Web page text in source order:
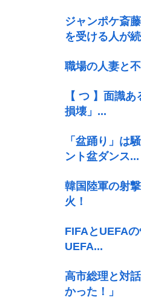
ジャンポケ斎
を受ける人が
職場の人妻と
【 つ 】面識
損壊」...
「盆踊り」は
ント盆ダンス...
韓国陸軍の射
火！
FIFAとUEFA
UEFA...
高市総理と対
かった！」